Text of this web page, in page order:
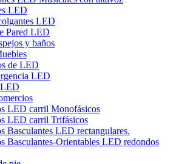
LED
LED
Pared LED
y baños
de LED
LED
LED
LED carril Monofásicos
LED carril Trifásicos
Basculantes LED rectangulares.
Basculantes-Orientables LED redondos